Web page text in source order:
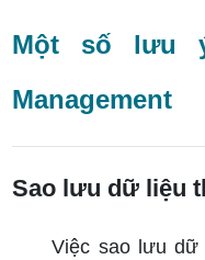
Một số lưu
Management
Sao lưu dữ liệu
Việc sao lưu